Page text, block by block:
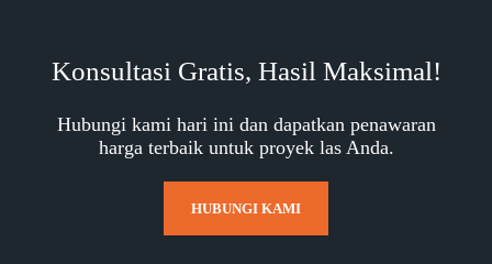
Konsultasi Gratis, Hasil Maksimal!
Hubungi kami hari ini dan dapatkan penawaran
harga terbaik untuk proyek las Anda.
HUBUNGI KAMI